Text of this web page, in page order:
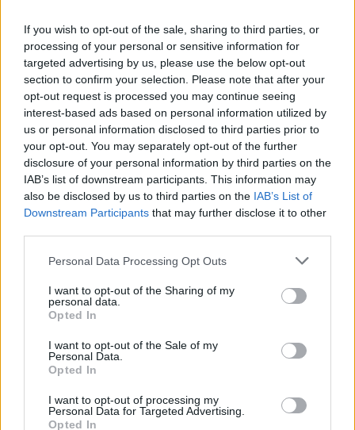
If you wish to opt-out of the sale, sharing to third parties, or
processing of your personal or sensitive information for
targeted advertising by us, please use the below opt-out
section to confirm your selection. Please note that after your
opt-out request is processed you may continue seeing
interest-based ads based on personal information utilized by
us or personal information disclosed to third parties prior to
your opt-out. You may separately opt-out of the further
disclosure of your personal information by third parties on the
IAB’s list of downstream participants. This information may
also be disclosed by us to third parties on the IAB’s List of
Downstream Participants that may further disclose it to other
Please note that this website/app uses one or more Google
not limited to your visit or usage behaviour. You may click to
grant or deny consent to Google and its third-party tags to
use your data for below specified purposes in below Google
consent section.
Personal Data Processing Opt Outs
I want to opt-out of the Sharing of my
personal data.
Opted In
I want to opt-out of the Sale of my
Personal Data.
Opted In
I want to opt-out of processing my
Personal Data for Targeted Advertising.
Opted In
Művészetek Völgye Kapolcs Folk Fiatal művészek fesztiválja
ELSTARTOLT A MŰVÉSZETEK VÖLGYE